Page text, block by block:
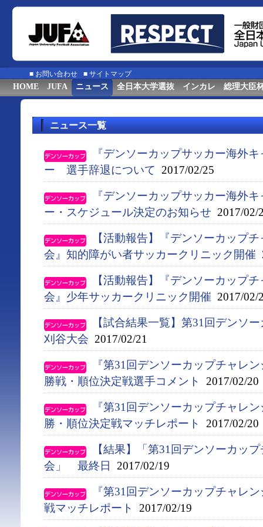
■ お問い合わせ ■ サイトマップ
HOME JUFA ニュース 全日本大学選抜 インカレ 総理大臣
ニュース一覧
『デンソーカップサッカー海外
ー 選手辞退について 2017/02/25
『デンソーカップサッカー海外
ー・スケジュール決定のお知らせ 2017/02/
【活動報告】『デンソーカップ
会』知的障がい者サッカークリニック開催
【活動報告】『デンソーカップ
会』少年サッカークリニック開催 2017/02/
【試合結果一覧】第31回デンソ
刈谷大会 2017/02/21
『第31回デンソーカップチャレ
勝戦・順位決定戦選手コメント
2017/02/20
『第31回デンソーカップチャレ
勝・順位決定戦マッチレポート
2017/02/20
【結果】「第31回デンソーカッ
会」 最終日
2017/02/19
『第31回デンソーカップチャレ
戦マッチレポート
2017/02/19